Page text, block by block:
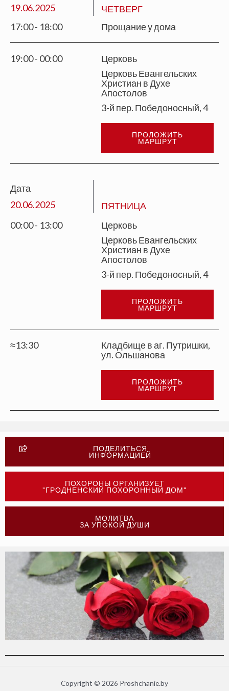
19.06.2025
ЧЕТВЕРГ
17:00 - 18:00
Прощание у дома
19:00 - 00:00
Церковь
Церковь Евангельских
Христиан в Духе
Апостолов
3-й пер. Победоносный, 4
ПРОЛОЖИТЬ
МАРШРУТ
Дата
20.06.2025
ПЯТНИЦА
00:00 - 13:00
Церковь
Церковь Евангельских
Христиан в Духе
Апостолов
3-й пер. Победоносный, 4
ПРОЛОЖИТЬ
МАРШРУТ
≈13:30
Кладбище в аг. Путришки,
ул. Ольшанова
ПРОЛОЖИТЬ
МАРШРУТ
ПОДЕЛИТЬСЯ
ИНФОРМАЦИЕЙ
ПОХОРОНЫ ОРГАНИЗУЕТ
"ГРОДНЕНСКИЙ ПОХОРОННЫЙ ДОМ"
МОЛИТВА
ЗА УПОКОЙ ДУШИ
Copyright © 2026 Proshchanie.by